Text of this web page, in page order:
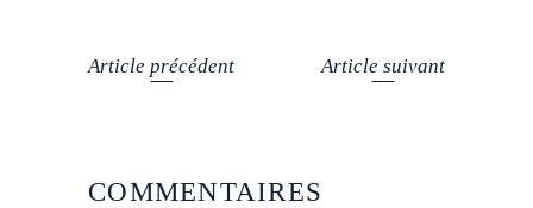
Article précédent Article suivant
COMMENTAIRES